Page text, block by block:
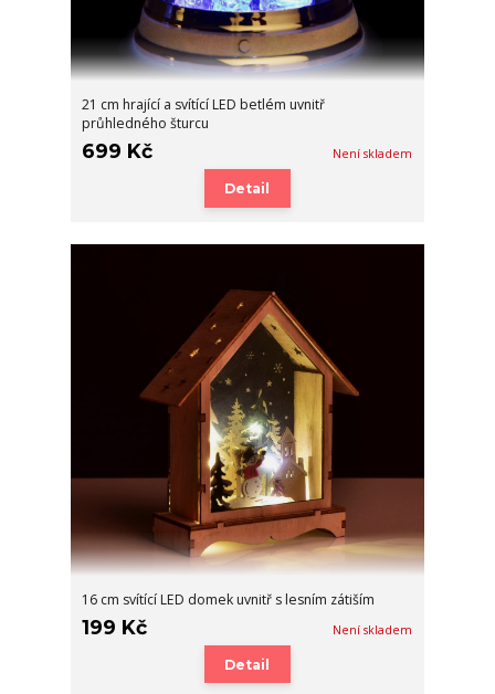
21 cm hrající a svítící LED betlém uvnitř
průhledného šturcu
699 Kč Není skladem
Detail
16 cm svítící LED domek uvnitř s lesním zátiším
199 Kč Není skladem
Detail